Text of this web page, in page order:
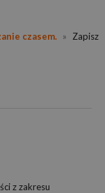
czasem. »
Zapisz
z zakresu